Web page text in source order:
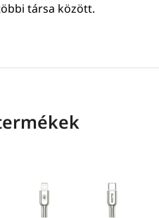
társa között.